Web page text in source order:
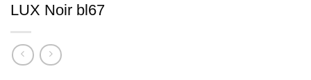
LUX Noir bl67